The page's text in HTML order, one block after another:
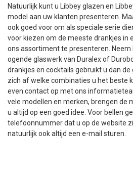
Natuurlijk kunt u Libbey glazen en
model aan uw klanten presenteren.
ook goed voor om als speciale serie
voor kiezen om de meeste drankjes in
ons assortiment te presenteren.
ogende glaswerk van Duralex of
drankjes en cocktails gebruikt u dan de
zich af welke combinaties u het beste
even contact op met ons
vele modellen en merken, brengen de
u altijd op een goed idee. Voor bellen
telefoonnummer dat u op de website
natuurlijk ook altijd een e-mail sturen.